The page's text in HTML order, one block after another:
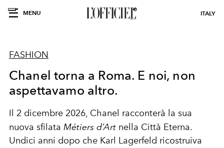
MENU ITALY
FASHION
Chanel torna a Roma. E noi, non
aspettavamo altro.
Il 2 dicembre 2026, Chanel racconterà la sua
nuova sfilata Métiers d’Art nella Città Eterna.
Undici anni dopo che Karl Lagerfeld ricostruiva